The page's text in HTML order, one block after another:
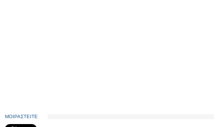
ΜΟΙΡΑΣΤΕΙΤΕ